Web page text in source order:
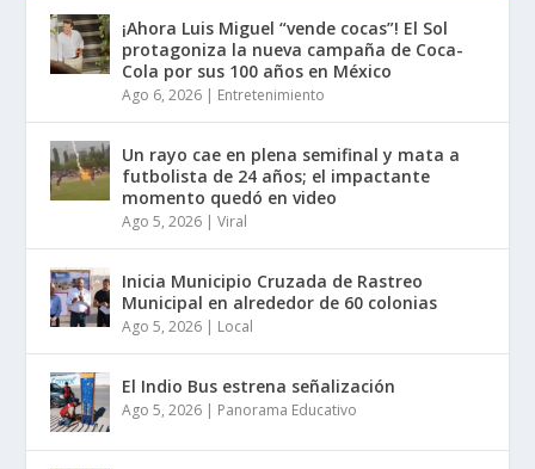
¡Ahora Luis Miguel “vende cocas”! El Sol
protagoniza la nueva campaña de Coca-
Cola por sus 100 años en México
Ago 6, 2026 | Entretenimiento
Un rayo cae en plena semifinal y mata a
futbolista de 24 años; el impactante
momento quedó en video
Ago 5, 2026 |Viral
Inicia Municipio Cruzada de Rastreo
Municipal en alrededor de 60 colonias
Ago 5, 2026 | Local
El Indio Bus estrena señalización
Ago 5, 2026 | Panorama Educativo